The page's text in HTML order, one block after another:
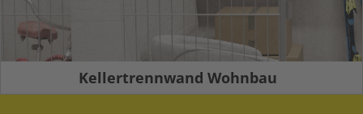
Kellertrennwand Wohnbau